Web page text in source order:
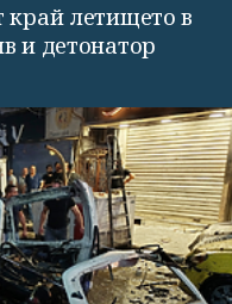
край летището в
и детонатор